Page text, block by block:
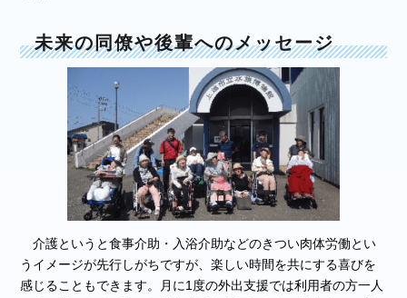
未来の同僚や後輩へのメッセージ
介護というと食事介助・入浴介助などのきつい肉体労働とい
うイメージが先行しがちですが、楽しい時間を共にする喜びを
感じることもできます。月に1度の外出支援では利用者の方一人